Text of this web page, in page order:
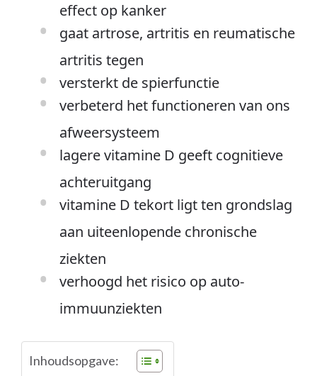
effect op kanker
gaat artrose, artritis en reumatische
artritis tegen
versterkt de spierfunctie
verbeterd het functioneren van ons
afweersysteem
lagere vitamine D geeft cognitieve
achteruitgang
vitamine D tekort ligt ten grondslag
aan uiteenlopende chronische
ziekten
verhoogd het risico op auto-
immuunziekten
Inhoudsopgave: